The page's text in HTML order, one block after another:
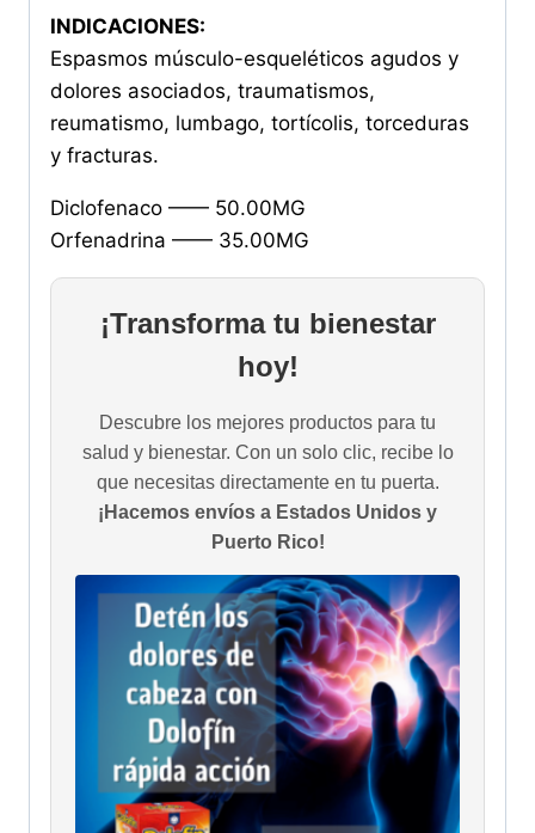
INDICACIONES:
Espasmos músculo-esqueléticos agudos y
dolores asociados, traumatismos,
reumatismo, lumbago, tortícolis, torceduras
y fracturas.
Diclofenaco —— 50.00MG
Orfenadrina —— 35.00MG
¡Transforma tu bienestar
hoy!
Descubre los mejores productos para tu
salud y bienestar. Con un solo clic, recibe lo
que necesitas directamente en tu puerta.
¡Hacemos envíos a Estados Unidos y
Puerto Rico!